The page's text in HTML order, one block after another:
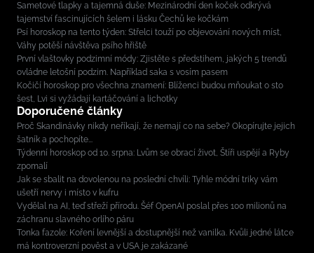
Sametové tlapky a tajemná duše: Mezinárodní den koček odkrývá
tajemství fascinujících šelem i lásku Čechů ke kočkám
Psí horoskop na tento týden: Střelci touží po objevování nových míst,
Váhy potěší návštěva psího hřiště
První vlaštovky podzimní módy: Zjistěte s předstihem, jakých 5 trendů
ovládne letošní podzim. Například saka s vosím pasem
Kočičí horoskop pro všechna znamení: Blíženci budou mňoukat o sto
šest, Lvi si vyžádají kartáčování a lichotky
Doporučené články
Proč Skandinávky nikdy neříkají, že nemají co na sebe? Okopírujte jejich
šatník a pochopíte...
Týdenní horoskop od 10. srpna: Lvům se obrací život, Štíři uspějí a Ryby
zpomalí
Jak se sbalit na dovolenou na poslední chvíli: Tyhle módní triky vám
ušetří nervy i místo v kufru
Vydělal na AI, teď střeží přírodu. Šéf OpenAI poslal přes 100 milionů na
záchranu slavného orlího páru
Tonka fazole: Koření levnější a dostupnější než vanilka. Kvůli jedné látce
má kontroverzní pověst a v USA je zakázané